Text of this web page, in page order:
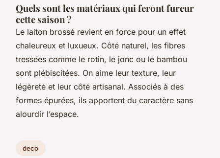
Quels sont les matériaux qui feront fureur
cette saison ?
Le laiton brossé revient en force pour un effet
chaleureux et luxueux. Côté naturel, les fibres
tressées comme le rotin, le jonc ou le bambou
sont plébiscitées. On aime leur texture, leur
légèreté et leur côté artisanal. Associés à des
formes épurées, ils apportent du caractère sans
alourdir l’espace.
deco